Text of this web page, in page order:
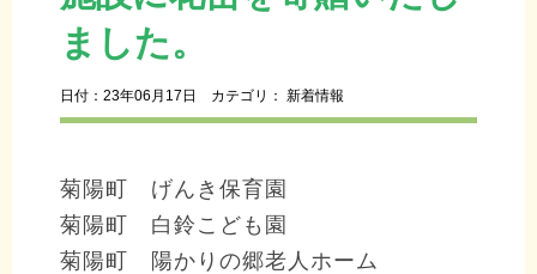
ました。
日付：23年06月17日 カテゴリ： 新着情報
菊陽町 げんき保育園
菊陽町 白鈴こども園
菊陽町 陽かりの郷老人ホーム